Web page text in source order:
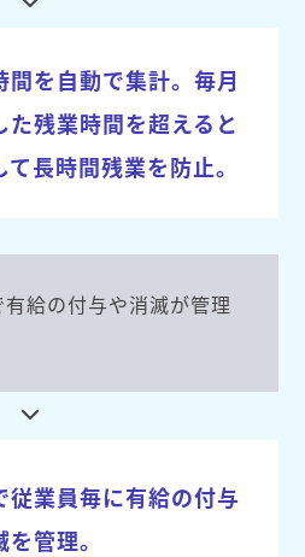
間を自動で集計。毎月
た残業時間を超えると
て長時間残業を防止。
給の付与や消滅が管理
従業員毎に有給の付与
管理。